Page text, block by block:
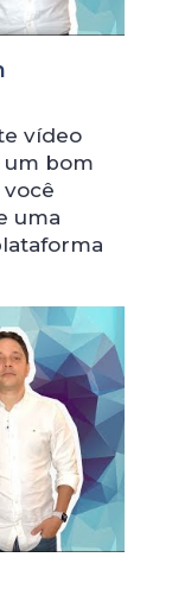
vídeo
um bom
uma